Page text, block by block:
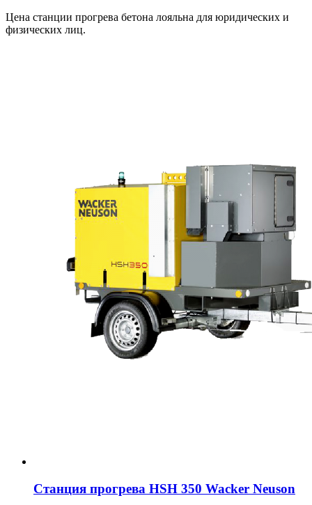
Цена станции прогрева бетона лояльна для юридических и
физических лиц.
Станция прогрева HSH 350 Wacker Neuson